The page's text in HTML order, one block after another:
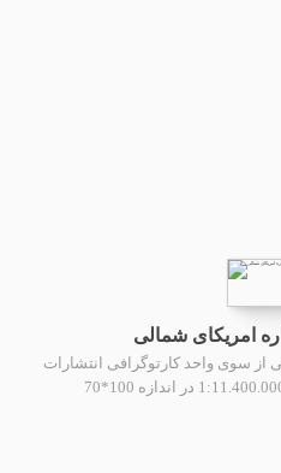
امریکای شمالی
سوی واحد کارتوگرافی انتشارات